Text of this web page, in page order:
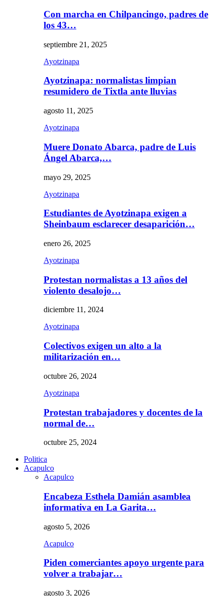
Con marcha en Chilpancingo, padres de
los 43…
septiembre 21, 2025
Ayotzinapa
Ayotzinapa: normalistas limpian
resumidero de Tixtla ante lluvias
agosto 11, 2025
Ayotzinapa
Muere Donato Abarca, padre de Luis
Ángel Abarca,…
mayo 29, 2025
Ayotzinapa
Estudiantes de Ayotzinapa exigen a
Sheinbaum esclarecer desaparición…
enero 26, 2025
Ayotzinapa
Protestan normalistas a 13 años del
violento desalojo…
diciembre 11, 2024
Ayotzinapa
Colectivos exigen un alto a la
militarización en…
octubre 26, 2024
Ayotzinapa
Protestan trabajadores y docentes de la
normal de…
octubre 25, 2024
Politica
Acapulco
Acapulco
Encabeza Esthela Damián asamblea
informativa en La Garita…
agosto 5, 2026
Acapulco
Piden comerciantes apoyo urgente para
volver a trabajar…
agosto 3, 2026